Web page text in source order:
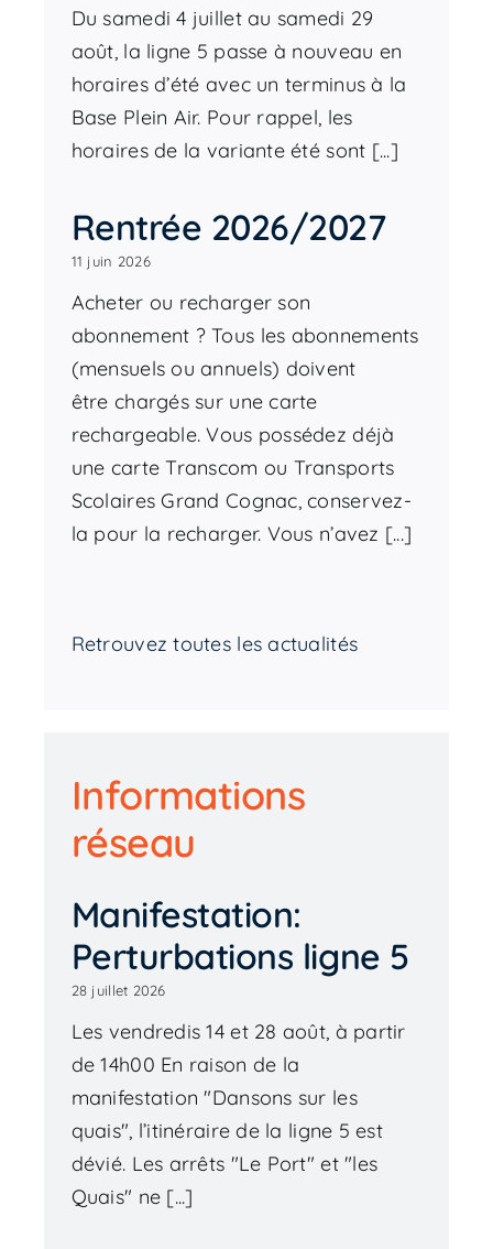
Du samedi 4 juillet au samedi 29
août, la ligne 5 passe à nouveau en
horaires d’été avec un terminus à la
Base Plein Air. Pour rappel, les
horaires de la variante été sont [...]
Rentrée 2026/2027
11 juin 2026
Acheter ou recharger son
abonnement ? Tous les abonnements
(mensuels ou annuels) doivent
être chargés sur une carte
rechargeable. Vous possédez déjà
une carte Transcom ou Transports
Scolaires Grand Cognac, conservez-
la pour la recharger. Vous n’avez [...]
Retrouvez toutes les actualités
Informations
réseau
Manifestation:
Perturbations ligne 5
28 juillet 2026
Les vendredis 14 et 28 août, à partir
de 14h00 En raison de la
manifestation "Dansons sur les
quais", l’itinéraire de la ligne 5 est
dévié. Les arrêts "Le Port" et "les
Quais" ne [...]